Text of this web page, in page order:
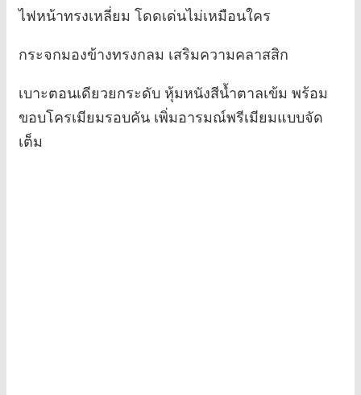
ไฟหน้าทรงเหลี่ยม โดดเด่นไม่เหมือนใคร
กระจกมองข้างทรงกลม เสริมความคลาสสิก
เบาะตอนเดียวยกระดับ หุ้มหนังสีน้ำตาลเข้ม พร้อม
ขอบโครเมียมรอบคัน เพิ่มอารมณ์พรีเมียมแบบจัด
เต็ม